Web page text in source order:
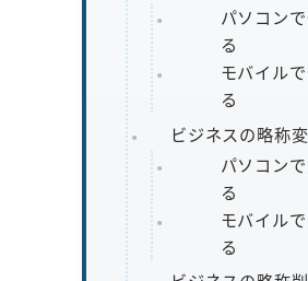
パソコン
る
モバイル
る
ビジネスの略称
パソコン
る
モバイル
る